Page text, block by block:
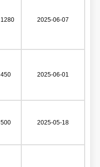
1280 2025-06-07
450 2025-06-01
500 2025-05-18